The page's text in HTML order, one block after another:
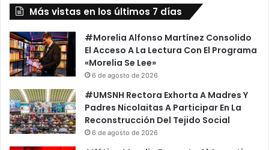
Más vistas en los últimos 7 días
#Morelia Alfonso Martínez Consolido
El Acceso A La Lectura Con El Programa
«Morelia Se Lee»
6 de agosto de 2026
#UMSNH Rectora Exhorta A Madres Y
Padres Nicolaitas A Participar En La
Reconstrucción Del Tejido Social
6 de agosto de 2026